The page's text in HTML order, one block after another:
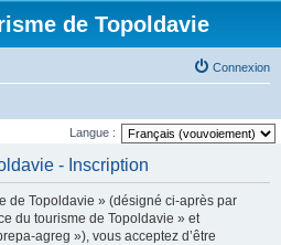
de Topoldavie
Connexion
Langue :
- Inscription
de Topoldavie » (désigné ci-après par
du tourisme de Topoldavie » et
agreg »), vous acceptez d’être